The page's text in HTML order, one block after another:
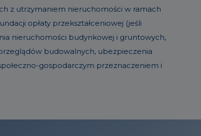
z utrzymaniem nieruchomości w ramach
opłaty przekształceniowej (jeśli
nieruchomości budynkowej i gruntowych,
budowalnych, ubezpieczenia
gospodarczym przeznaczeniem i